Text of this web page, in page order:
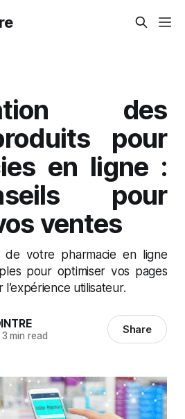
des
pour
en ligne :
pour
ventes
de votre pharmacie en ligne
pour optimiser vos pages
utilisateur.
min read Share